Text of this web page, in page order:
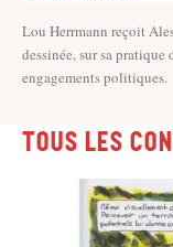
Lou Herrmann reçoit
dessinée, sur sa pratique
engagements politiques.
Tous les